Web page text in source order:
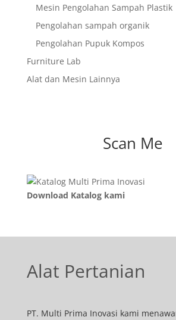
Mesin Pengolahan Sampah Plastik
Pengolahan sampah organik
Pengolahan Pupuk Kompos
Furniture Lab
Alat dan Mesin Lainnya
Scan Me
Download Katalog kami
Alat Pertanian
PT. Multi Prima Inovasi kami